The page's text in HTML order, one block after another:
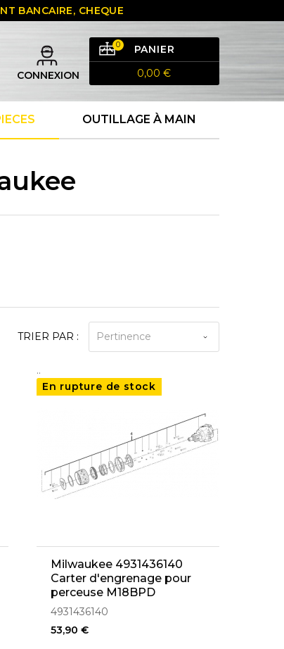
BANCAIRE, CHEQUE
CONNEXION
PANIER
0
0,00 €
OUTILLAGE À MAIN
TRIER PAR : Pertinence
..
En rupture de stock
Milwaukee 4931436140
Carter d'engrenage pour
perceuse M18BPD
4931436140
53,90 €